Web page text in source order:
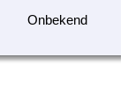
Onbekend